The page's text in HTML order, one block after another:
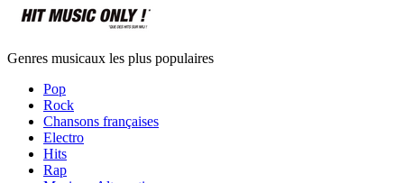
Genres musicaux les plus populaires
Pop
Rock
Chansons françaises
Electro
Hits
Rap